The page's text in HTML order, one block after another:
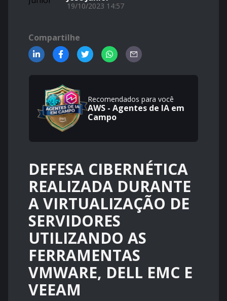
19/10/2023 14:57
Compartilhe
Recomendados para você
AWS - Agentes de IA em
Campo
DEFESA CIBERNÉTICA
REALIZADA DURANTE
A VIRTUALIZAÇÃO DE
SERVIDORES
UTILIZANDO AS
FERRAMENTAS
VMWARE, DELL EMC E
VEEAM